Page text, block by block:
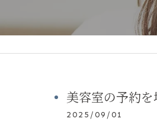
美容室の予約
2025/09/01